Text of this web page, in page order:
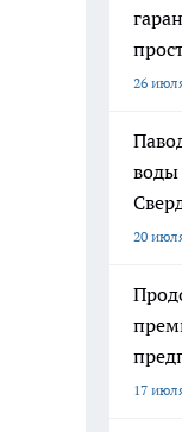
26
воды
20
17